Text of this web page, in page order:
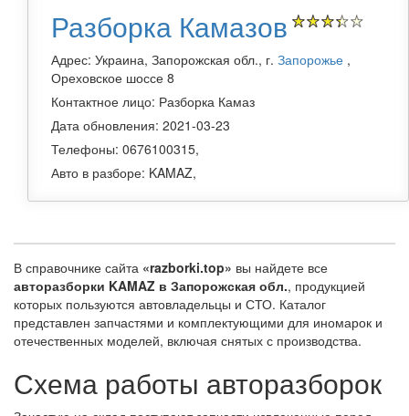
Разборка Камазов
Адрес: Украина, Запорожская обл., г. Запорожье ,
Ореховское шоссе 8
Контактное лицо: Разборка Камаз
Дата обновления: 2021-03-23
Телефоны: 0676100315,
Авто в разборе: KAMAZ,
В справочнике сайта «razborki.top» вы найдете все
авторазборки KAMAZ в Запорожская обл., продукцией
которых пользуются автовладельцы и СТО. Каталог
представлен запчастями и комплектующими для иномарок и
отечественных моделей, включая снятых с производства.
Схема работы авторазборок